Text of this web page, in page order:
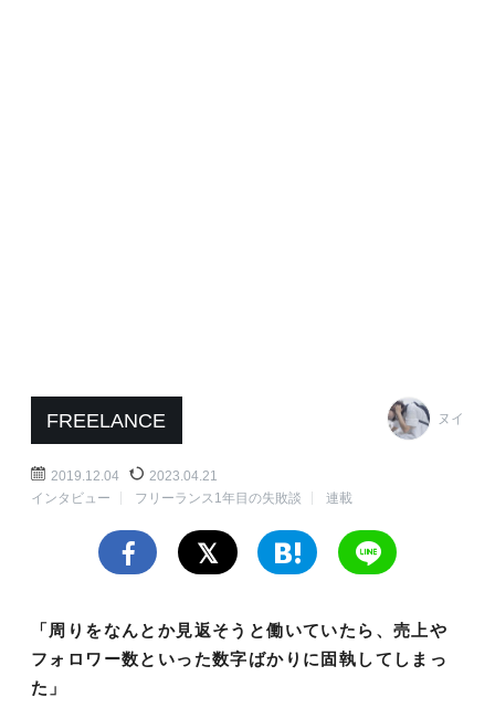
FREELANCE ヌイ
2019.12.04
2023.04.21
インタビュー
フリーランス1年目の失敗談 連載
「周りをなんとか見返そうと働いていたら、売上や
フォロワー数といった数字ばかりに固執してしまっ
た」